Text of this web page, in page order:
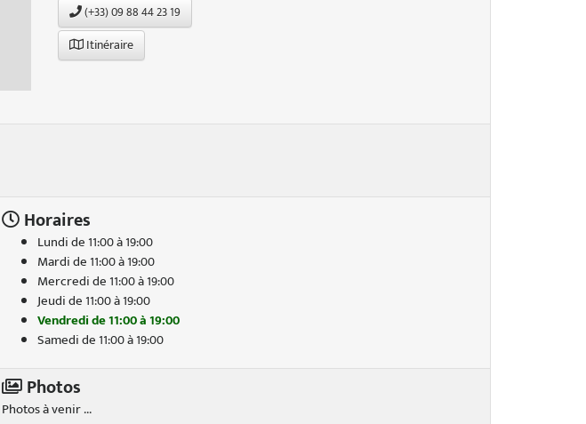
(+33) 09 88 44 23 19
Itinéraire
Horaires
Lundi de 11:00 à 19:00
Mardi de 11:00 à 19:00
Mercredi de 11:00 à 19:00
Jeudi de 11:00 à 19:00
Vendredi de 11:00 à 19:00
Samedi de 11:00 à 19:00
Photos
Photos à venir ...